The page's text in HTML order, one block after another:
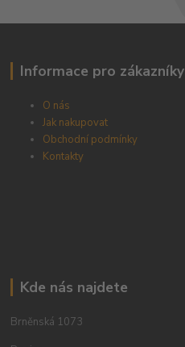
Informace pro zákazníky
O nás
Jak nakupovat
Obchodní podmínky
Kontakty
Kde nás najdete
Brněnská 1073